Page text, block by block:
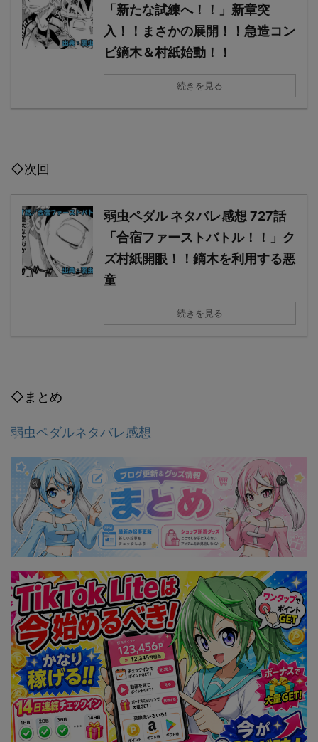
「新たな試練へ！！」新章突
入！！まさかの展開！！急造コン
ビ鏑木＆村紙始動！！
続きを見る
◇次回
弱虫ペダル ネタバレ感想 727話
「合宿ファーストバトル！！」ク
ズ村紙開眼！！鏑木を利用する悪
童
続きを見る
◇まとめ
弱虫ペダルネタバレ感想